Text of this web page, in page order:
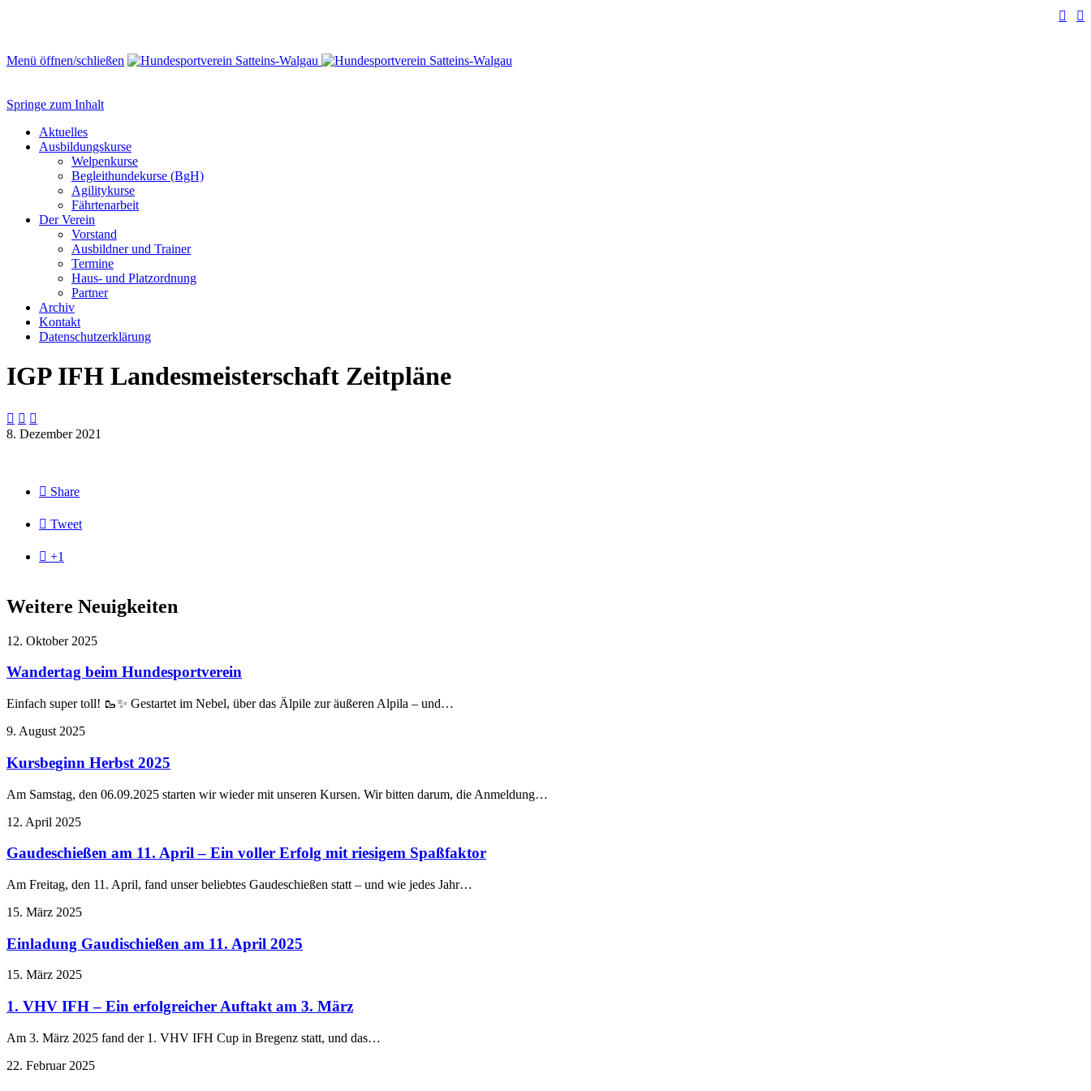
 
Menü öffnen/schließen
Springe zum Inhalt
Aktuelles
Ausbildungskurse
Welpenkurse
Begleithundekurse (BgH)
Agilitykurse
Fährtenarbeit
Der Verein
Vorstand
Ausbildner und Trainer
Termine
Haus- und Platzordnung
Partner
Archiv
Kontakt
Datenschutzerklärung
IGP IFH Landesmeisterschaft Zeitpläne
  
8. Dezember 2021
 Share
 Tweet
 +1
Weitere Neuigkeiten
12. Oktober 2025
Wandertag beim Hundesportverein
Einfach super toll! 🥾✨ Gestartet im Nebel, über das Älpile zur äußeren Alpila – und…
9. August 2025
Kursbeginn Herbst 2025
Am Samstag, den 06.09.2025 starten wir wieder mit unseren Kursen. Wir bitten darum, die Anmeldung…
12. April 2025
Gaudeschießen am 11. April – Ein voller Erfolg mit riesigem Spaßfaktor
Am Freitag, den 11. April, fand unser beliebtes Gaudeschießen statt – und wie jedes Jahr…
15. März 2025
Einladung Gaudischießen am 11. April 2025
15. März 2025
1. VHV IFH – Ein erfolgreicher Auftakt am 3. März
Am 3. März 2025 fand der 1. VHV IFH Cup in Bregenz statt, und das…
22. Februar 2025